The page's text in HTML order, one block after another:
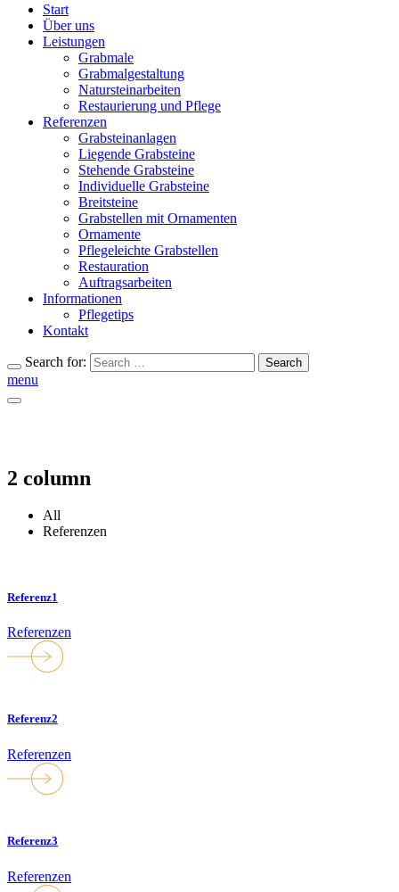
Start
Über uns
Leistungen
Grabmale
Grabmalgestaltung
Natursteinarbeiten
Restaurierung und Pflege
Referenzen
Grabsteinanlagen
Liegende Grabsteine
Stehende Grabsteine
Individuelle Grabsteine
Breitsteine
Grabstellen mit Ornamenten
Ornamente
Pflegeleichte Grabstellen
Restauration
Auftragsarbeiten
Informationen
Pflegetips
Kontakt
Search for: Search
menu
2 column
All
Referenzen
Referenz1
Referenzen
Referenz2
Referenzen
Referenz3
Referenzen